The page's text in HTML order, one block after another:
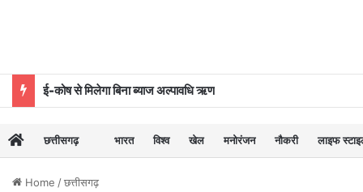
छत्तीसगढ़ भारत विश्व खेल मनोरंजन नौकरी लाइफ
Home /छत्तीसगढ़